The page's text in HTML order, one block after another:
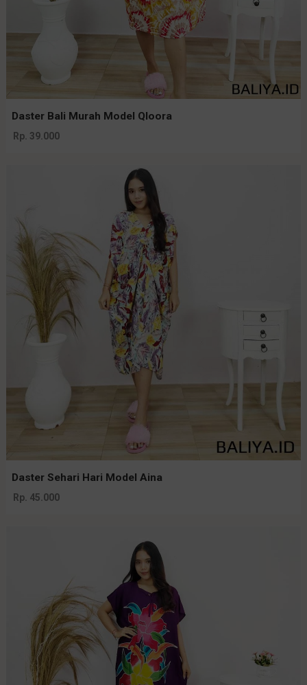
Daster Bali Murah Model Qloora
Rp. 39.000
Daster Sehari Hari Model Aina
Rp. 45.000